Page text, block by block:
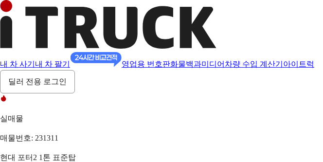
내 차 사기 내 차 팔기 영업용 번호판화물백과미디어 차량 수입 계산기 아이트럭
딜러 전용 로그인
실매물
매물번호: 231311
현대 포터2 1톤 표준탑